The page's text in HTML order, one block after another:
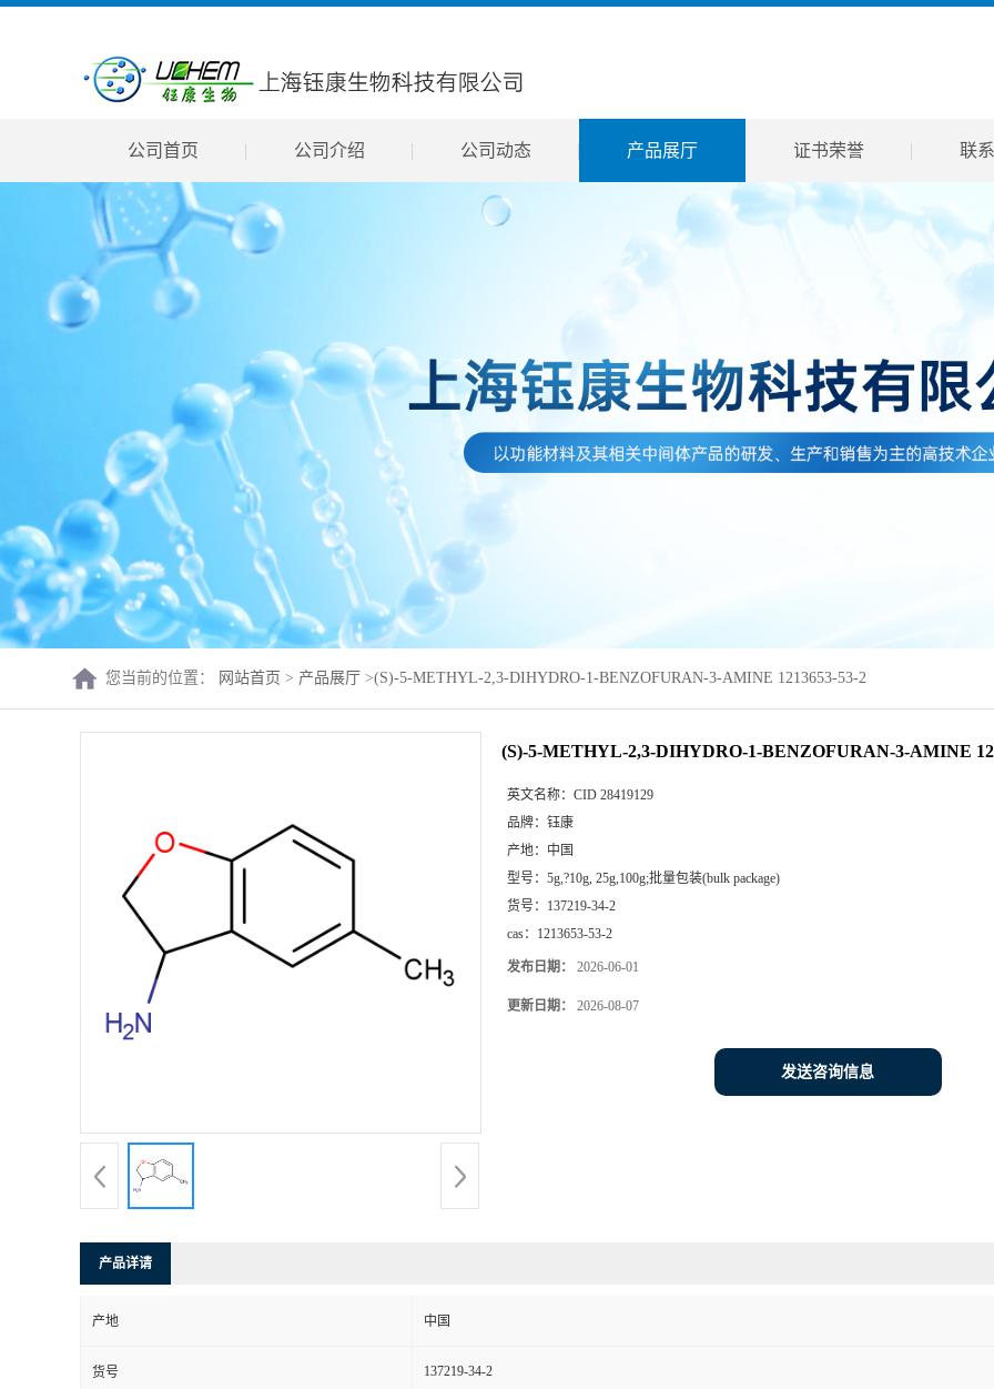
公司首页 公司介绍 公司动态 产品展厅 证书荣誉 联
您当前的位置： 网站首页 > 产品展厅 >(S)-5-METHYL-2,3-DIHYDRO-1-BENZOFURAN-3-AMINE 1213653-53-2
(S)-5-METHYL-2,3-DIHYDRO-1-BENZOFURAN-3-AMINE
英文名称： CID 28419129
品牌： 钰康
产地： 中国
型号： 5g,?10g, 25g,100g;批量包装(bulk package)
货号： 137219-34-2
cas： 1213653-53-2
发布日期： 2026-06-01
更新日期： 2026-08-07
发送咨询信息
产品详请
产地 中国
货号 137219-34-2